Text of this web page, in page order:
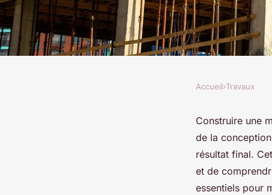
Les essentiels
construction de
Accueil›Travaux
Construire une
de la
résultat final.
et de
essentiels pour